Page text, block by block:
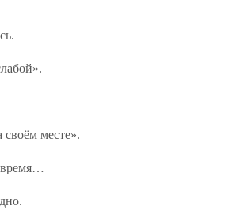
месте».
время…